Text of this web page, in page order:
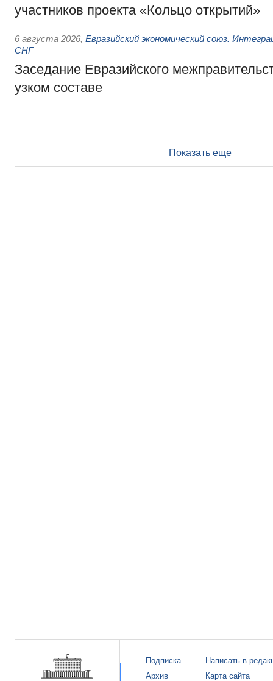
участников проекта «Кольцо открытий»
6 августа 2026, Евразийский экономический союз.
СНГ
Заседание Евразийского
узком составе
Показать еще
Подписка
Архив
Написать в
Карта сайта